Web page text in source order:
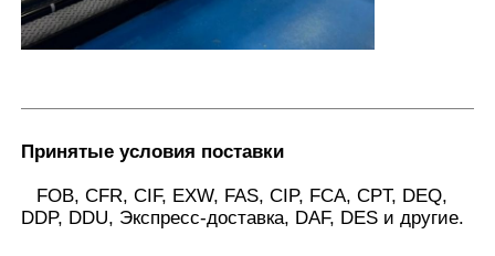
Принятые условия поставки
FOB, CFR, CIF, EXW, FAS, CIP, FCA, CPT, DEQ,
DDP, DDU, Экспресс-доставка, DAF, DES и другие.